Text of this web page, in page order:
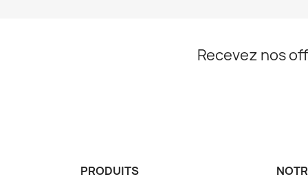
Recevez nos
PRODUITS